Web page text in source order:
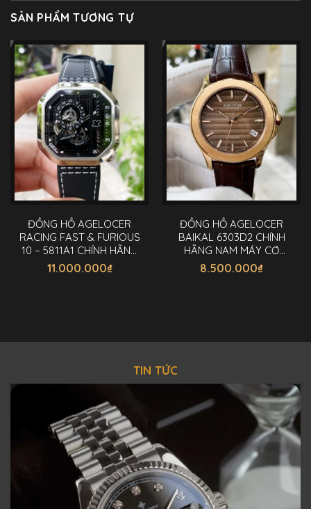
SẢN PHẨM TƯƠNG TỰ
ĐỒNG HỒ AGELOCER
RACING FAST & FURIOUS
10 – 5811A1 CHÍNH HÃNG
NAM 44MM
11.000.000₫
ĐỒNG HỒ AGELOCER
BAIKAL 6303D2 CHÍNH
HÃNG NAM MÁY CƠ
40MM
8.500.000₫
TIN TỨC